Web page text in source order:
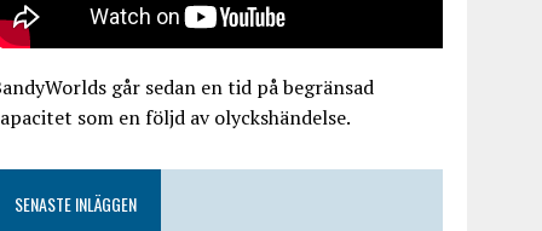
går sedan en tid på begränsad
som en följd av olyckshändelse.
SENASTE INLÄGGEN